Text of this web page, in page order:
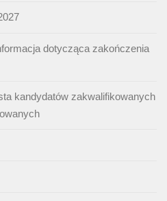
dotycząca zakończenia
kandydatów zakwalifikowanych